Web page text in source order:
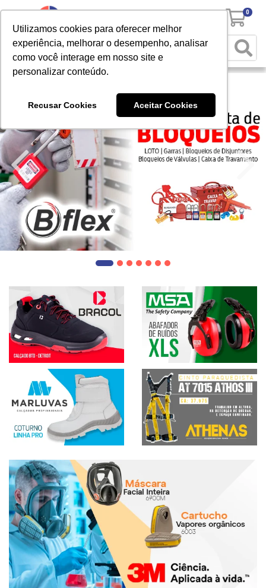
Utilizamos cookies para oferecer melhor
experiência, melhorar o desempenho, analisar
como você interage em nosso site e
personalizar conteúdo.
Recusar Cookies Aceitar Cookies
0